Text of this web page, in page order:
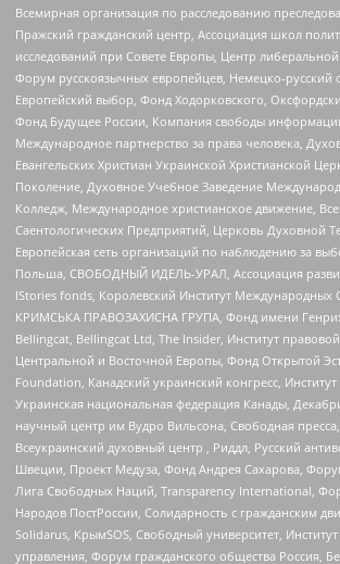
Всемирная организация по расследованию
Пражский гражданский центр, Ассоциация школ
исследований при Совете Европы, Центр либеральной
Форум русскоязычных европейцев, Немецко-русский
Европейский выбор, Фонд Ходорковского,
Фонд Будущее России, Компания свободы
Международное партнерство за права человека,
Евангельских Христиан Украинской Христианской
Поколение, Духовное Учебное Заведение
Колледж, Международное христианское движение,
Саентологических Предприятий, Церковь Духовной
Европейская сеть организаций по наблюдению за
Польша, СВОБОДНЫЙ ИДЕЛЬ-УРАЛ, Ассоциация
IStories fonds, Королевский Институт Международных
КРИМСЬКА ПРАВОЗАХИСНА ГРУПА, Фонд имени
Bellingcat, Bellingcat Ltd, The Insider, Институт
Центральной и Восточной Европы, Фонд Открытой
Foundation, Канадский украинский конгресс,
Украинская национальная федерация Канады,
научный центр им Вудро Вильсона, Свободная
Всеукраинский духовный центр , Риддл, Русский
Швеции, Проект Медуза, Фонд Андрея Сахарова,
Лига Свободных Наций, Transparеncy International,
Народов ПостРоссии, Солидарность с гражданским
Solidarus, КрымSOS, Свободный университет, Институт
управления, Форум гражданского общества Россия,